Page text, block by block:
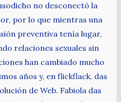
no desconectó la
por lo que mientras una
preventiva tenía lugar,
relaciones sexuales sin
han cambiado mucho
años y, en flickflack, das
de Web. Fabiola das